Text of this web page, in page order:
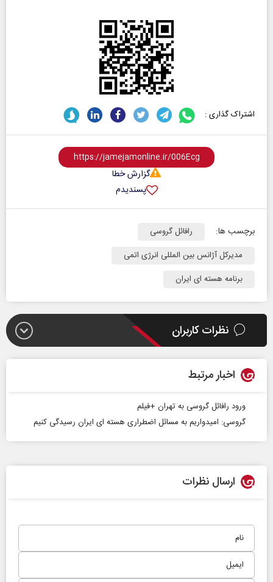
اشتراک گذاری :
گزارش خطا
پسندیدم
برچسب ها:
رافائل گروسی
مدیرکل آژانس بین المللی انرژی اتمی
برنامه هسته ای ایران
نظرات کاربران
اخبار مرتبط
ورود رافائل گروسی به تهران +فیلم
گروسی: امیدواریم به مسائل اضطراری هسته ای ایران رسیدگی کنیم
ارسال نظرات